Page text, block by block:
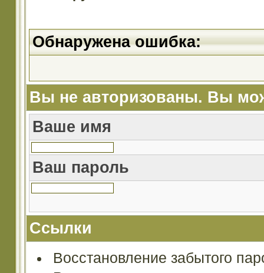
Обнаружена ошибка:
Вы не авторизованы. Вы
Ваше имя
Ваш пароль
Ссылки
Восстановление забытого